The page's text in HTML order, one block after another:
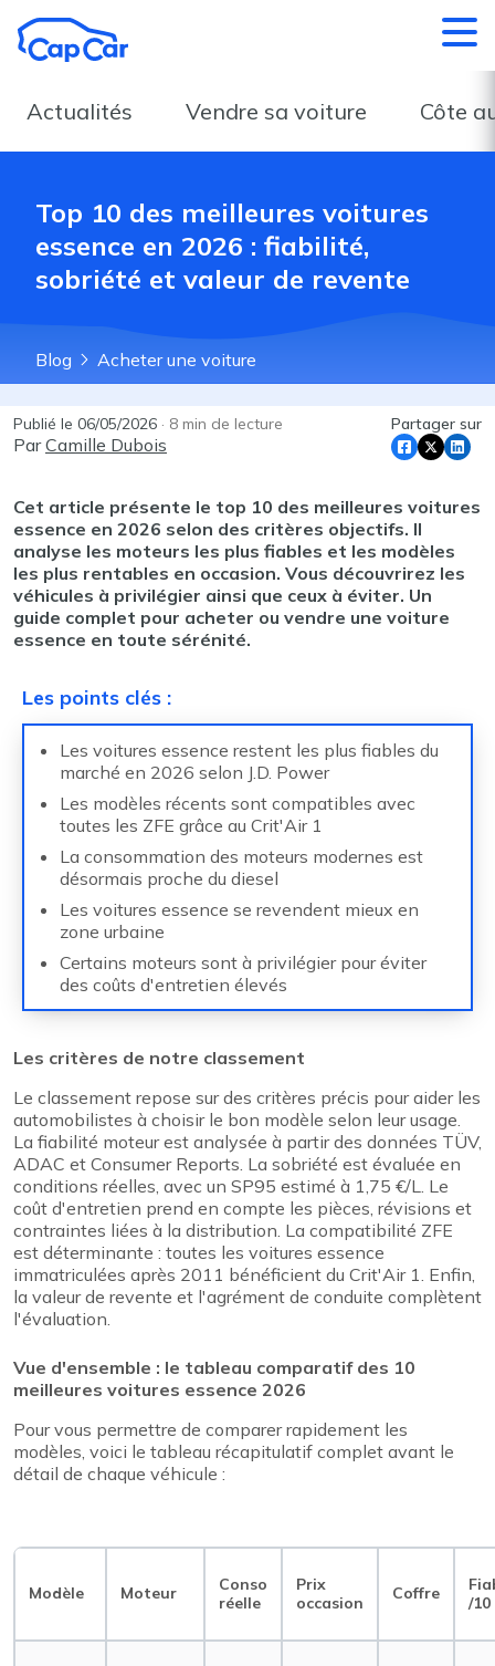
Actualités Vendre sa voiture Côte
Top 10 des meilleures voitures
essence en 2026 : fiabilité,
sobriété et valeur de revente
Blog Acheter une voiture
Publié le 06/05/2026 · 8 min de lecture
ParCamille Dubois
Partager sur
Cet article présente le top 10 des meilleures voitures
essence en 2026 selon des critères objectifs. Il
analyse les moteurs les plus fiables et les modèles
les plus rentables en occasion. Vous découvrirez les
véhicules à privilégier ainsi que ceux à éviter. Un
guide complet pour acheter ou vendre une voiture
essence en toute sérénité.
Les points clés :
Les voitures essence restent les plus fiables du
marché en 2026 selon J.D. Power
Les modèles récents sont compatibles avec
toutes les ZFE grâce au Crit'Air 1
La consommation des moteurs modernes est
désormais proche du diesel
Les voitures essence se revendent mieux en
zone urbaine
Certains moteurs sont à privilégier pour éviter
des coûts d'entretien élevés
Les critères de notre classement
Le classement repose sur des critères précis pour aider les
automobilistes à choisir le bon modèle selon leur usage.
La fiabilité moteur est analysée à partir des données TÜV,
ADAC et Consumer Reports. La sobriété est évaluée en
conditions réelles, avec un SP95 estimé à 1,75 €/L. Le
coût d'entretien prend en compte les pièces, révisions et
contraintes liées à la distribution. La compatibilité ZFE
est déterminante : toutes les voitures essence
immatriculées après 2011 bénéficient du Crit'Air 1. Enfin,
la valeur de revente et l'agrément de conduite complètent
l'évaluation.
Vue d'ensemble : le tableau comparatif des 10
meilleures voitures essence 2026
Pour vous permettre de comparer rapidement les
modèles, voici le tableau récapitulatif complet avant le
détail de chaque véhicule :
Modèle Moteur
Conso
réelle
Prix
occasion
Coffre
/10